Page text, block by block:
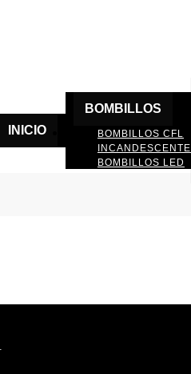
INICIO
BOMBILLOS
BOMBILLOS CFL
INCANDESCENTE
BOMBILLOS LED